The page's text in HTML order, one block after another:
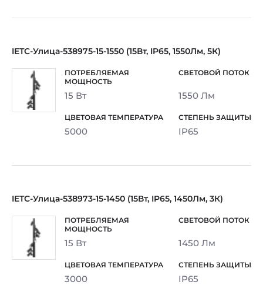
IETC-Улица-538975-15-1550 (15Вт, IP65, 1550Лм, 5К)
15 Вт 1550 Лм
5000 IP65
IETC-Улица-538973-15-1450 (15Вт, IP65, 1450Лм, 3К)
15 Вт 1450 Лм
3000 IP65